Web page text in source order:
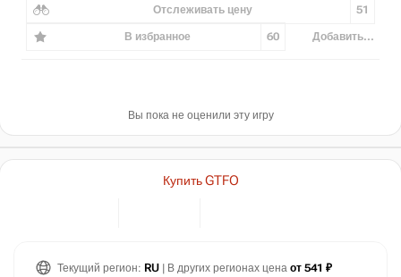
Отслеживать цену 51
В избранное 60 Добавить...
Вы пока не оценили эту игру
Купить GTFO
Текущий регион: RU | В других регионах цена от 541 ₽